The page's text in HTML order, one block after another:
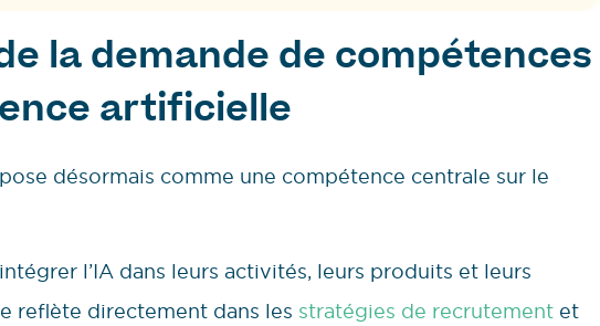
la demande de compétences
artificielle
désormais comme une compétence centrale sur le
l’IA dans leurs activités, leurs produits et leurs
reflète directement dans les stratégies de recrutement et